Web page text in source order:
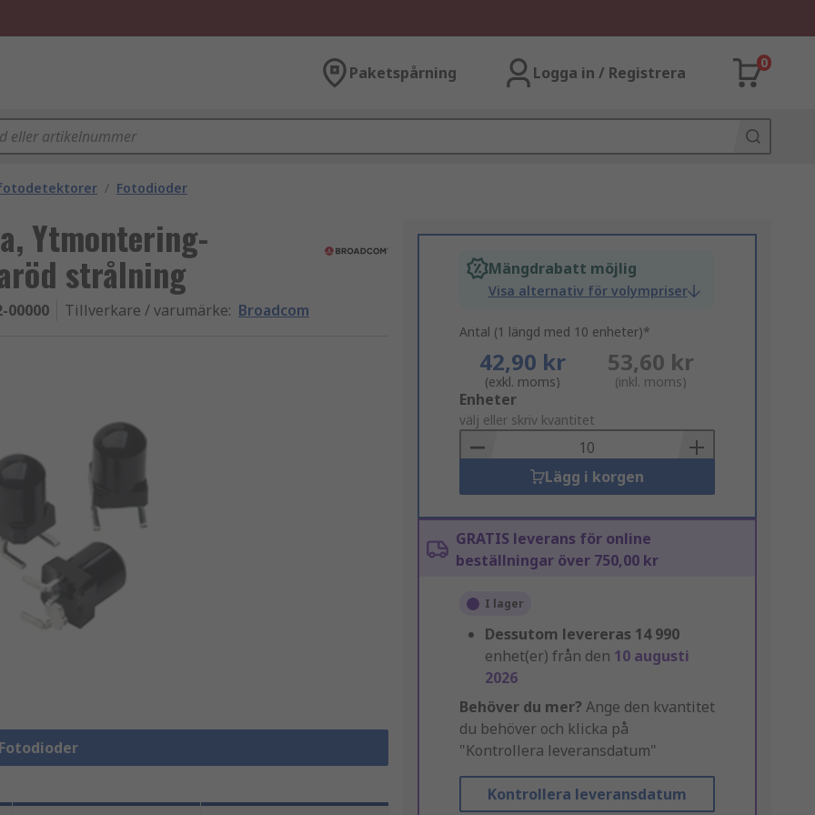
Paketspårning Logga in / Registrera
0
/ Fotodioder
Ytmontering-
strålning
00000 Tillverkare / varumärke: Broadcom
Mängdrabatt möjlig
Visa alternativ för volympriser
Antal (1 längd med 10 enheter)*
42,90 kr
(exkl. moms)
53,60 kr
(inkl. moms)
Add
to
Basket
Enheter
välj eller skriv kvantitet
Lägg i korgen
GRATIS leverans för online
beställningar över 750,00 kr
I lager
Dessutom levereras 14 990
enhet(er) från den 10 augusti
2026
Behöver du mer? Ange den kvantitet
du behöver och klicka på
"Kontrollera leveransdatum"
Kontrollera leveransdatum